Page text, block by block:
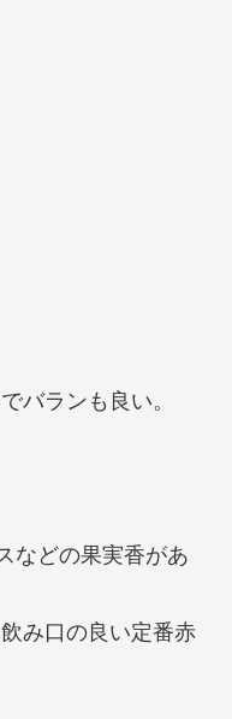
バランも良い。
などの果実香があ
み口の良い定番赤